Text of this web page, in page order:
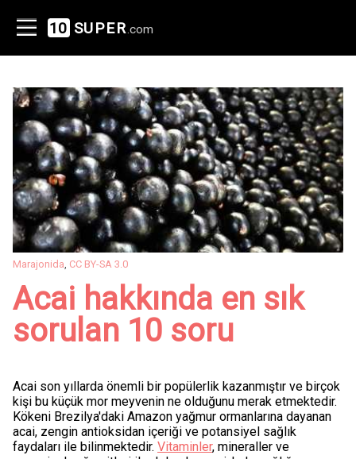
10 SUPER .com
Marajonida, CC BY-SA 3.0
Acai hakkında en sık
sorulan 10 soru
Acai son yıllarda önemli bir popülerlik kazanmıştır ve birçok
kişi bu küçük mor meyvenin ne olduğunu merak etmektedir.
Kökeni Brezilya'daki Amazon yağmur ormanlarına dayanan
acai, zengin antioksidan içeriği ve potansiyel sağlık
faydaları ile bilinmektedir. Vitaminler, mineraller ve